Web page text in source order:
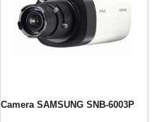
Camera SAMSUNG SNB-6003P